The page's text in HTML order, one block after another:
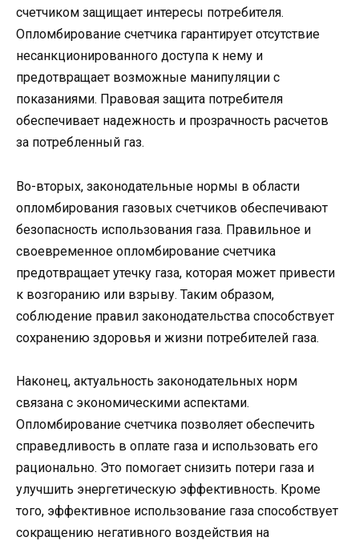
счетчиком защищает интересы потребителя.
Опломбирование счетчика гарантирует отсутствие
несанкционированного доступа к нему и
предотвращает возможные манипуляции с
показаниями. Правовая защита потребителя
обеспечивает надежность и прозрачность расчетов
за потребленный газ.
Во-вторых, законодательные нормы в области
опломбирования газовых счетчиков обеспечивают
безопасность использования газа. Правильное и
своевременное опломбирование счетчика
предотвращает утечку газа, которая может привести
к возгоранию или взрыву. Таким образом,
соблюдение правил законодательства способствует
сохранению здоровья и жизни потребителей газа.
Наконец, актуальность законодательных норм
связана с экономическими аспектами.
Опломбирование счетчика позволяет обеспечить
справедливость в оплате газа и использовать его
рационально. Это помогает снизить потери газа и
улучшить энергетическую эффективность. Кроме
того, эффективное использование газа способствует
сокращению негативного воздействия на